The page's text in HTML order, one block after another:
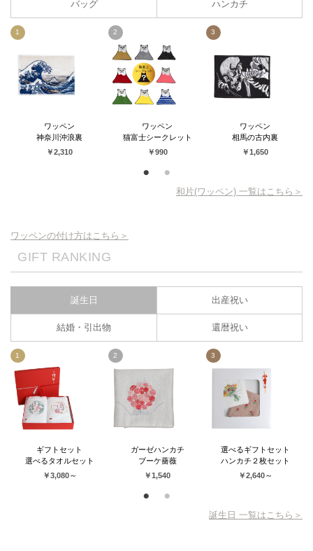
バッグ ハンカチ
1
ワッペン
神奈川沖浪裏
￥2,310
2
ワッペン
猫富士シークレット
￥990
3
ワッペン
相馬の古内裏
￥1,650
和片(ワッペン) 一覧はこちら＞
ワッペンの付け方はこちら＞
GIFT RANKING
誕生日 出産祝い
結婚・引出物 還暦祝い
1
ギフトセット
選べるタオルセット
￥3,080～
2
ガーゼハンカチ
ブーケ薔薇
￥1,540
3
選べるギフトセット
ハンカチ２枚セット
￥2,640～
誕生日 一覧はこちら＞